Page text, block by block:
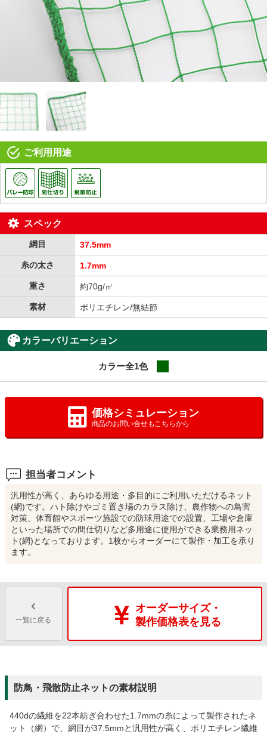
ご利用用途
スペック
網目 37.5mm
糸の太さ 1.7mm
重さ 約70g/㎡
素材 ポリエチレン/無結節
カラーバリエーション
カラー全1色
価格シミュレーション
商品のお問い合せもこちらから
担当者コメント
汎用性が高く、あらゆる用途・多目的にご利用いただけるネット
(網)です。ハト除けやゴミ置き場のカラス除け、農作物への鳥害
対策、体育館やスポーツ施設での防球用途での設置、工場や倉庫
といった場所での間仕切りなど多用途に使用ができる業務用ネッ
ト(網)となっております。1枚からオーダーにて製作・加工を承り
ます。
一覧に戻る
オーダーサイズ・
製作価格表を見る
防鳥・飛散防止ネットの素材説明
440dの繊維を22本紡ぎ合わせた1.7mmの糸によって製作されたネ
ット（網）で、網目が37.5mmと汎用性が高く、ポリエチレン繊維